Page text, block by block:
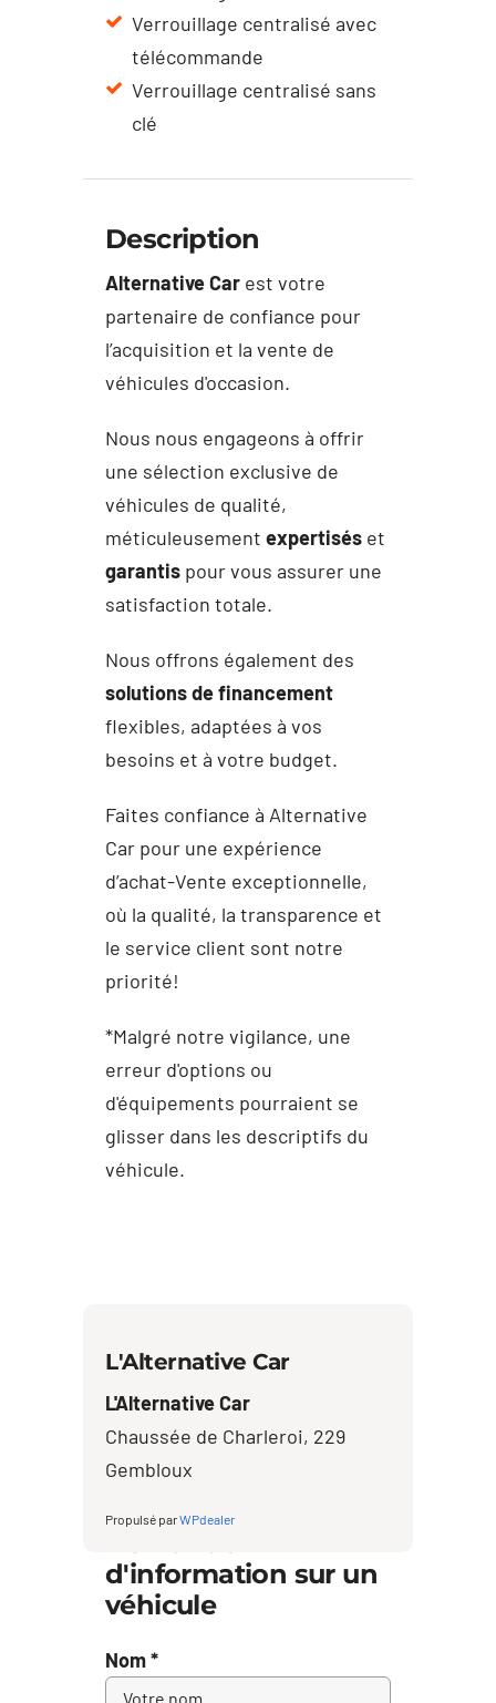
Verrouillage centralisé avec
télécommande
Verrouillage centralisé sans
clé
Description
Alternative Car est votre
partenaire de confiance pour
l’acquisition et la vente de
véhicules d'occasion.
Nous nous engageons à offrir
une sélection exclusive de
véhicules de qualité,
méticuleusement expertisés et
garantis pour vous assurer une
satisfaction totale.
Nous offrons également des
solutions de financement
flexibles, adaptées à vos
besoins et à votre budget.
Faites confiance à Alternative
Car pour une expérience
d’achat-Vente exceptionnelle,
où la qualité, la transparence et
le service client sont notre
priorité!
*Malgré notre vigilance, une
erreur d'options ou
d'équipements pourraient se
glisser dans les descriptifs du
véhicule.
L'Alternative Car
L'Alternative Car
Chaussée de Charleroi, 229
Gembloux
Propulsé parWPdealer
d'information sur un
véhicule
Nom *